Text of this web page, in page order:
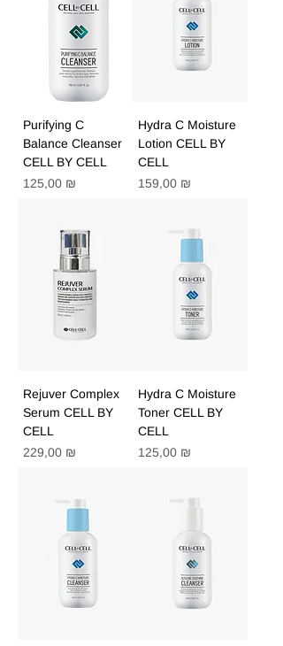
Purifying C
Balance Cleanser
CELL BY CELL
Цена
125,00 ₪
Hydra C Moisture
Lotion CELL BY
CELL
Цена
159,00 ₪
Rejuver Complex
Serum CELL BY
CELL
Цена
229,00 ₪
Hydra C Moisture
Toner CELL BY
CELL
Цена
125,00 ₪